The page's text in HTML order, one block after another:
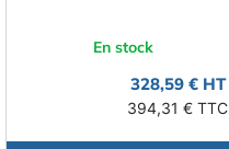
En stock
328,59 € HT
394,31 € TTC